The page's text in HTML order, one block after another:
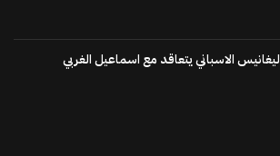
ليغانيس الاسباني يتعاقد مع اسماعيل الغربي